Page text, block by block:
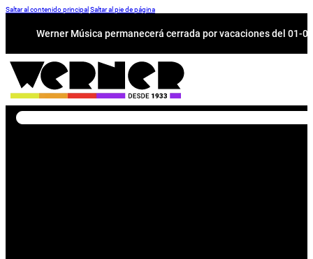
Saltar al contenido principal Saltar al pie de página
Werner Música permanecerá cerrada por vacaciones del 01-
Buscar